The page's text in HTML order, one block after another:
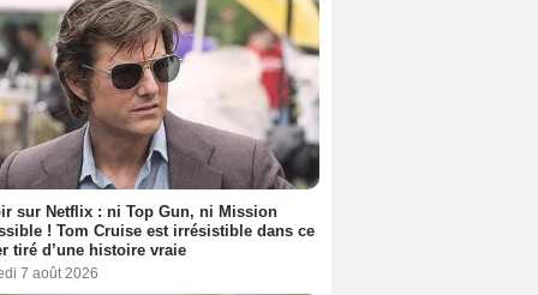
sur Netflix : ni Top Gun, ni Mission
! Tom Cruise est irrésistible dans ce
tiré d’une histoire vraie
7 août 2026